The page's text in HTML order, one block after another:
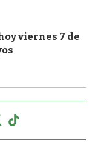
viernes 7 de